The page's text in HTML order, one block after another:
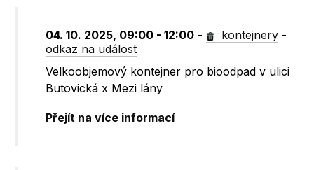
04. 10. 2025, 09:00 - 12:00 - kontejnery -
odkaz na událost
Velkoobjemový kontejner pro bioodpad v ulici
Butovická x Mezi lány
Přejít na více informací